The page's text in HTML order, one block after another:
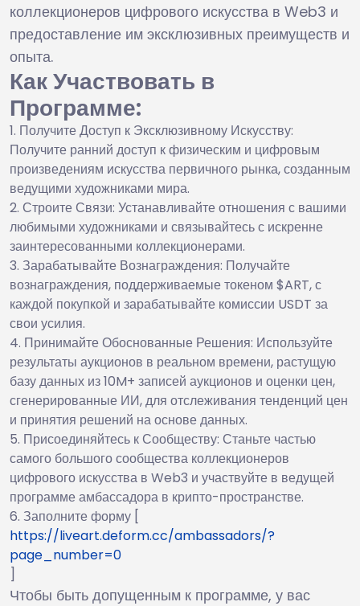
коллекционеров цифрового искусства в Web3 и
предоставление им эксклюзивных преимуществ и
опыта.
Как Участвовать в
Программе:
Получите Доступ к Эксклюзивному Искусству:
Получите ранний доступ к физическим и цифровым
произведениям искусства первичного рынка, созданным
ведущими художниками мира.
Строите Связи: Устанавливайте отношения с вашими
любимыми художниками и связывайтесь с искренне
заинтересованными коллекционерами.
Зарабатывайте Вознаграждения: Получайте
вознаграждения, поддерживаемые токеном $ART, с
каждой покупкой и зарабатывайте комиссии USDT за
свои усилия.
Принимайте Обоснованные Решения: Используйте
результаты аукционов в реальном времени, растущую
базу данных из 10M+ записей аукционов и оценки цен,
сгенерированные ИИ, для отслеживания тенденций цен
и принятия решений на основе данных.
Присоединяйтесь к Сообществу: Станьте частью
самого большого сообщества коллекционеров
цифрового искусства в Web3 и участвуйте в ведущей
программе амбассадора в крипто-пространстве.
Заполните форму [
https://liveart.deform.cc/ambassadors/?
page_number=0
]
Чтобы быть допущенным к программе, у вас